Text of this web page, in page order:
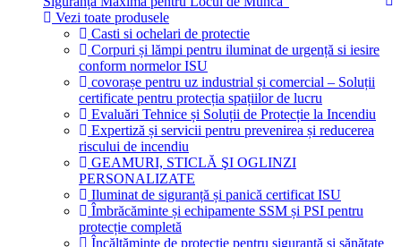
Vezi toate produsele
Casti si ochelari de protectie
Corpuri și lămpi pentru iluminat de urgență si iesire
conform normelor ISU
covorașe pentru uz industrial și comercial – Soluții
certificate pentru protecția spațiilor de lucru
Evaluări Tehnice și Soluții de Protecție la Incendiu
Expertiză și servicii pentru prevenirea și reducerea
riscului de incendiu
GEAMURI, STICLĂ ŞI OGLINZI
PERSONALIZATE
Iluminat de siguranță și panică certificat ISU
Îmbrăcăminte și echipamente SSM și PSI pentru
protecție completă
Încălțăminte de protecție pentru siguranță și sănătate